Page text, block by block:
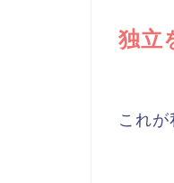
独立
これが